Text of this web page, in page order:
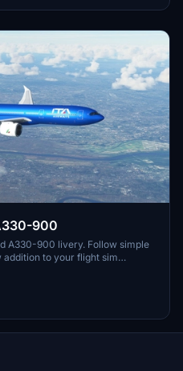
900
A330-900 livery. Follow simple
to your flight sim
for more liveries or questions
use of elements is strictly